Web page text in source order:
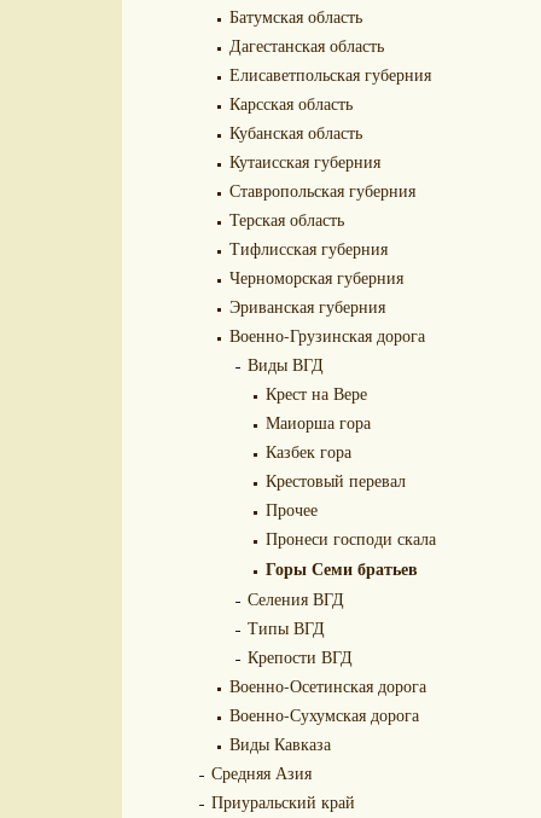
Батумская область
Дагестанская область
Елисаветпольская губерния
Карсская область
Кубанская область
Кутаисская губерния
Ставропольская губерния
Терская область
Тифлисская губерния
Черноморская губерния
Эриванская губерния
Военно-Грузинская дорога
Виды ВГД
Крест на Вере
Маиорша гора
Казбек гора
Крестовый перевал
Прочее
Пронеси господи скала
Горы Семи братьев
Селения ВГД
Типы ВГД
Крепости ВГД
Военно-Осетинская дорога
Военно-Сухумская дорога
Виды Кавказа
Средняя Азия
Приуральский край